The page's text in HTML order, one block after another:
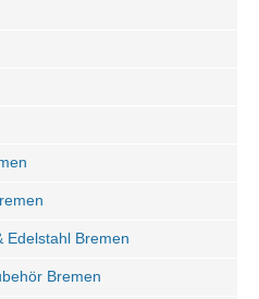
Edelstahl Bremen
Bremen